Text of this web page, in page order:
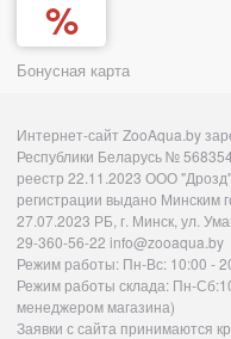
Бонусная карта
Интернет-сайт ZooAqua.by
Республики Беларусь №
реестр 22.11.2023 ООО
регистрации выдано Минским
27.07.2023 РБ, г. Минск, ул.
29-360-56-22 info@zooaqua.by
Режим работы: Пн-Вс: 10:00 -
Режим работы склада: Пн-
менеджером магазина)
Заявки с сайта принимаются